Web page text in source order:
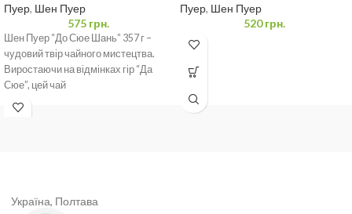
Пуер, Шен Пуер
575грн.
Шен Пуер “До Сюе Шань” 357 г –
чудовий твір чайного мистецтва.
Виростаючи на відмінках гір “Да
Сюе”, цей чай
Пуер, Шен Пуер
520грн.
Україна, Полтава